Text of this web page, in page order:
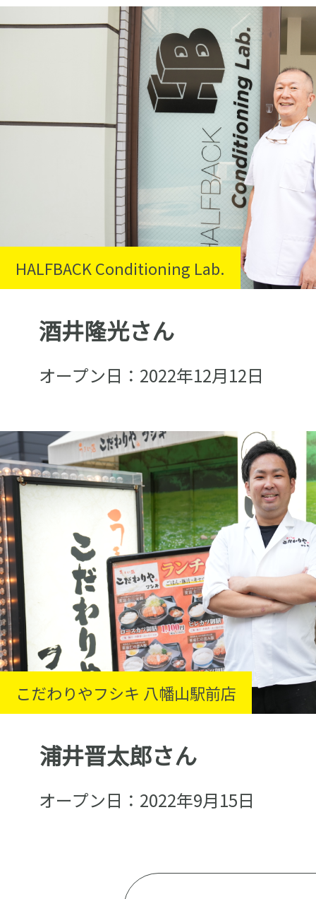
HALFBACK Conditioning Lab.
酒井隆光さん
オープン日：2022年12月12日
こだわりやフシキ 八幡山駅前店
浦井晋太郎さん
オープン日：2022年9月15日